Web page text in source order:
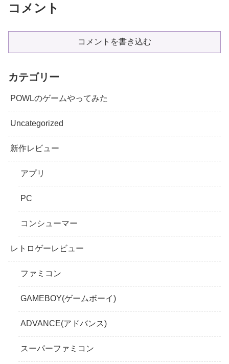
コメント
コメントを書き込む
カテゴリー
POWLのゲームやってみた
Uncategorized
新作レビュー
アプリ
PC
コンシューマー
レトロゲーレビュー
ファミコン
GAMEBOY(ゲームボーイ)
ADVANCE(アドバンス)
スーパーファミコン